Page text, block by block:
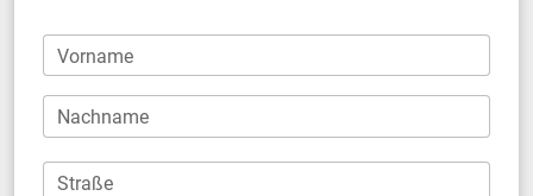
Vorname
Nachname
Straße